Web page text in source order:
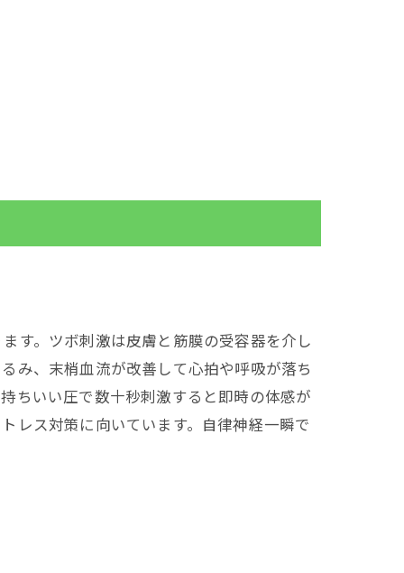
す。ツボ刺激は皮膚と筋膜の受容器を介し
み、末梢血流が改善して心拍や呼吸が落ち
ちいい圧で数十秒刺激すると即時の体感が
レス対策に向いています。自律神経一瞬で